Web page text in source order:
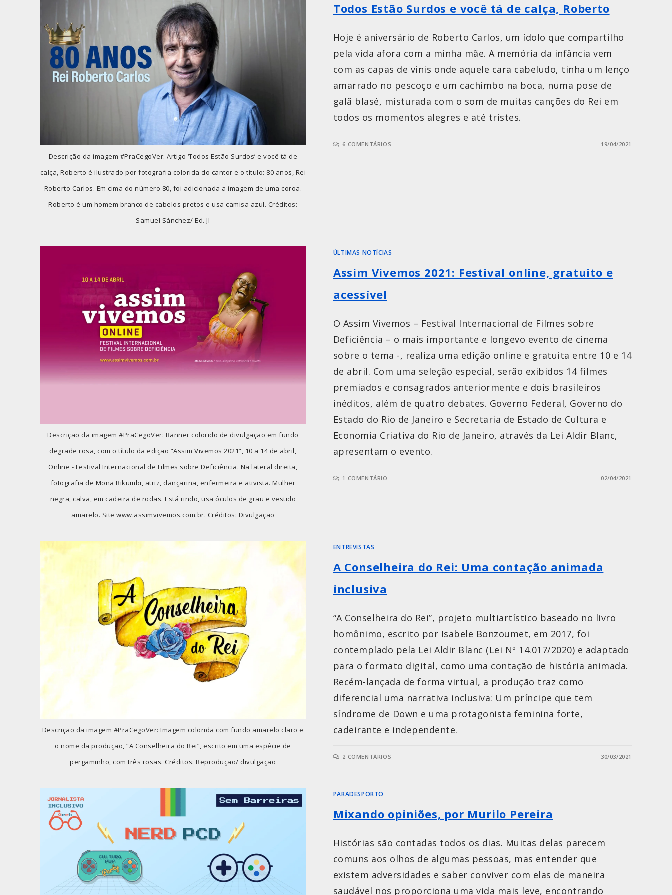
Descrição da imagem #PraCegoVer: Artigo ‘Todos Estão Surdos’ e você tá de
calça, Roberto é ilustrado por fotografia colorida do cantor e o título: 80 anos, Rei
Roberto Carlos. Em cima do número 80, foi adicionada a imagem de uma coroa.
Roberto é um homem branco de cabelos pretos e usa camisa azul. Créditos:
Samuel Sánchez/ Ed. JI
Todos Estão Surdos e você tá de calça, Roberto
Hoje é aniversário de Roberto Carlos, um ídolo que compartilho
pela vida afora com a minha mãe. A memória da infância vem
com as capas de vinis onde aquele cara cabeludo, tinha um lenço
amarrado no pescoço e um cachimbo na boca, numa pose de
galã blasé, misturada com o som de muitas canções do Rei em
todos os momentos alegres e até tristes.
6 COMENTÁRIOS 19/04/2021
Descrição da imagem #PraCegoVer: Banner colorido de divulgação em fundo
degrade rosa, com o título da edição “Assim Vivemos 2021”, 10 a 14 de abril,
Online - Festival Internacional de Filmes sobre Deficiência. Na lateral direita,
fotografia de Mona Rikumbi, atriz, dançarina, enfermeira e ativista. Mulher
negra, calva, em cadeira de rodas. Está rindo, usa óculos de grau e vestido
amarelo. Site www.assimvivemos.com.br. Créditos: Divulgação
ÚLTIMAS NOTÍCIAS
Assim Vivemos 2021: Festival online, gratuito e
acessível
O Assim Vivemos – Festival Internacional de Filmes sobre
Deficiência – o mais importante e longevo evento de cinema
sobre o tema -, realiza uma edição online e gratuita entre 10 e 14
de abril. Com uma seleção especial, serão exibidos 14 filmes
premiados e consagrados anteriormente e dois brasileiros
inéditos, além de quatro debates. Governo Federal, Governo do
Estado do Rio de Janeiro e Secretaria de Estado de Cultura e
Economia Criativa do Rio de Janeiro, através da Lei Aldir Blanc,
apresentam o evento.
1 COMENTÁRIO 02/04/2021
Descrição da imagem #PraCegoVer: Imagem colorida com fundo amarelo claro e
o nome da produção, “A Conselheira do Rei”, escrito em uma espécie de
pergaminho, com três rosas. Créditos: Reprodução/ divulgação
ENTREVISTAS
A Conselheira do Rei: Uma contação animada
inclusiva
“A Conselheira do Rei”, projeto multiartístico baseado no livro
homônimo, escrito por Isabele Bonzoumet, em 2017, foi
contemplado pela Lei Aldir Blanc (Lei Nº 14.017/2020) e adaptado
para o formato digital, como uma contação de história animada.
Recém-lançada de forma virtual, a produção traz como
diferencial uma narrativa inclusiva: Um príncipe que tem
síndrome de Down e uma protagonista feminina forte,
cadeirante e independente.
2 COMENTÁRIOS 30/03/2021
PARADESPORTO
Mixando opiniões, por Murilo Pereira
Histórias são contadas todos os dias. Muitas delas parecem
comuns aos olhos de algumas pessoas, mas entender que
existem adversidades e saber conviver com elas de maneira
saudável nos proporciona uma vida mais leve, encontrando